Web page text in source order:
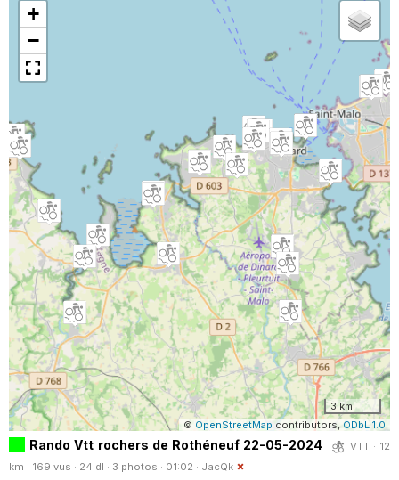
Photos
+
−
3 km
© OpenStreetMap contributors, ODbL 1.0
Rando Vtt rochers de Rothéneuf 22-05-2024
VTT · 12
km · 169 vus · 24 dl · 3 photos · 01:02 · JacQk